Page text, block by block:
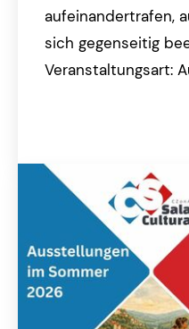
aufeinandertrafen,
sich gegenseitig
Veranstaltungsart: